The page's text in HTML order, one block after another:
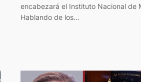
encabezará el Instituto Nacional de
Hablando de los…